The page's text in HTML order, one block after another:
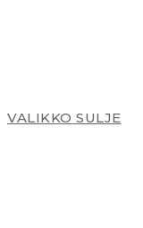
VALIKKO SULJE